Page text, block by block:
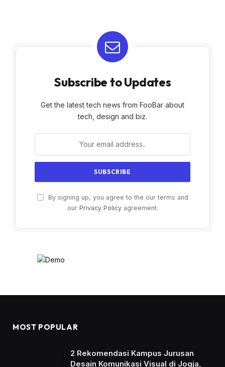
Subscribe to Updates
Get the latest tech news from FooBar about
tech, design and biz.
By signing up, you agree to the our terms and
our Privacy Policyagreement.
MOST POPULAR
2 Rekomendasi Kampus Jurusan
Desain Komunikasi Visual di Jogja,